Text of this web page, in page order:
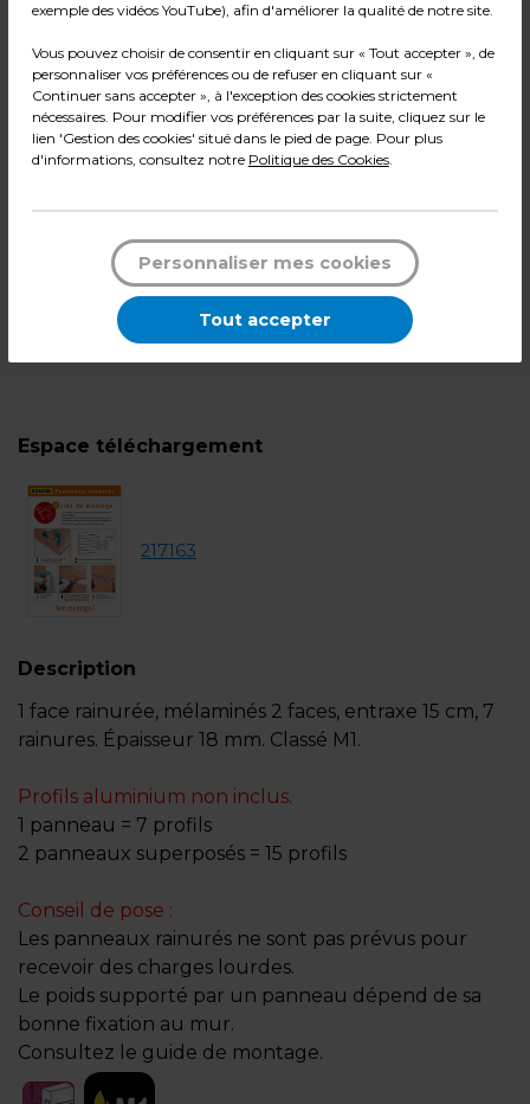
59,99€ HT
+ éco-mobilier7,03€
80,42
€ TTC*
Pqt de 2
Quantité - +
Ajouter au panier
*Des frais de livraison et d'emballage peuvent s'ajouter.
Description
1 face rainurée, mélaminés 2 faces, entraxe 15 cm, 7
rainures. Épaisseur 18 mm. Classé M1.
Profils aluminium non inclus.
1 panneau = 7 profils
2 panneaux superposés = 15 profils
Conseil de pose :
Les panneaux rainurés ne sont pas prévus pour
recevoir des charges lourdes.
Le poids supporté par un panneau dépend de sa
bonne fixation au mur.
Consultez le guide de montage.
Espace téléchargement
217163
exemple des vidéos YouTube), afin d'améliorer la qualité de notre site.
Vous pouvez choisir de consentir en cliquant sur « Tout accepter », de
personnaliser vos préférences ou de refuser en cliquant sur «
Continuer sans accepter », à l'exception des cookies strictement
nécessaires. Pour modifier vos préférences par la suite, cliquez sur le
lien 'Gestion des cookies' situé dans le pied de page. Pour plus
d'informations, consultez notre Politique des Cookies.
Personnaliser mes cookies
Tout accepter